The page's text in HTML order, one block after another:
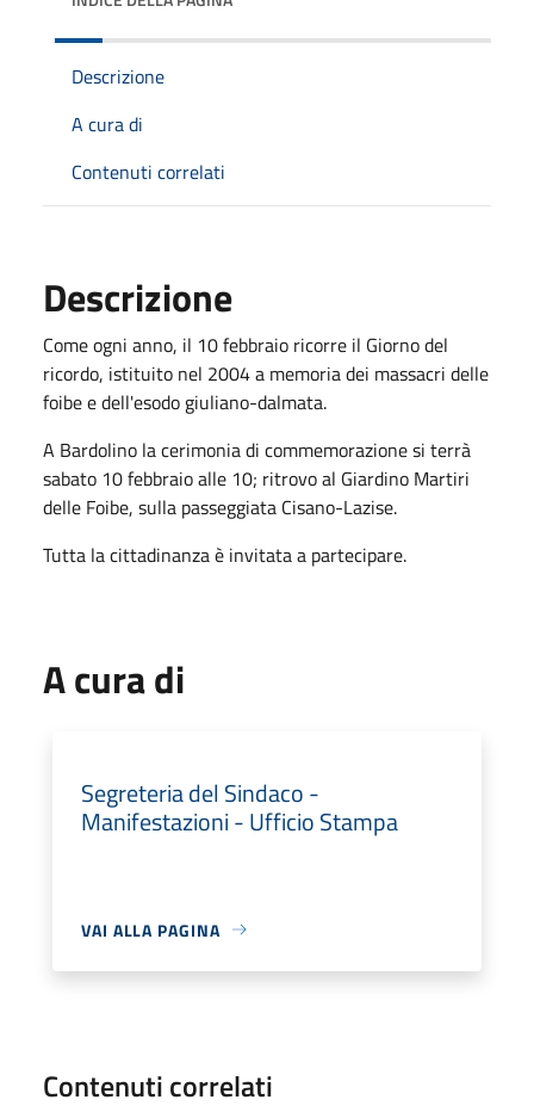
Descrizione
A cura di
Contenuti correlati
Descrizione
Come ogni anno, il 10 febbraio ricorre il Giorno del
ricordo, istituito nel 2004 a memoria dei massacri delle
foibe e dell'esodo giuliano-dalmata.
A Bardolino la cerimonia di commemorazione si terrà
sabato 10 febbraio alle 10; ritrovo al Giardino Martiri
delle Foibe, sulla passeggiata Cisano-Lazise.
Tutta la cittadinanza è invitata a partecipare.
A cura di
Segreteria del Sindaco -
Manifestazioni - Ufficio Stampa
VAI ALLA PAGINA
Contenuti correlati